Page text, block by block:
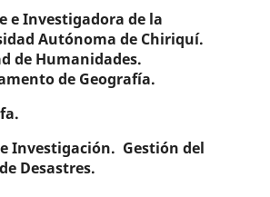
e Investigadora de la
Autónoma de Chiriquí.
de Humanidades.
de Geografía.
Investigación. Gestión del
Desastres.